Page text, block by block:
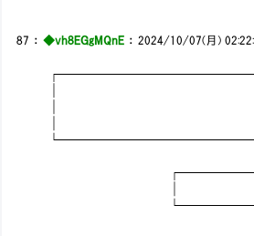
87 ：◆vh8EGgMQnE ：2024/10/07(月)